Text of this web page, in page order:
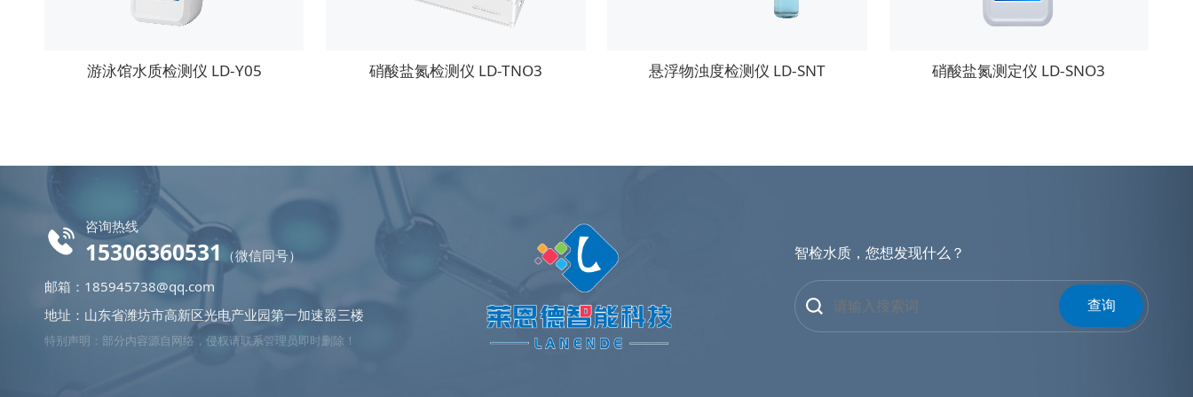
游泳馆水质检测仪 LD-Y05 硝酸盐氮检测仪 LD-TNO3 悬浮物浊度检测仪 LD-SNT 硝酸盐氮测定仪 LD-SNO3
咨询热线
15306360531 （微信同号）
邮箱： 185945738@qq.com
地址：山东省潍坊市高新区光电产业园第一加速器三楼
特别声明：部分内容源自网络，侵权请联系管理员即时删除！
智检水质，您想发现什么？
查询